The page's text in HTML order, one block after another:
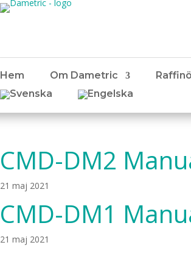
Hem Om Dametric
CMD-DM2
21 maj 2021
CMD-DM1
21 maj 2021